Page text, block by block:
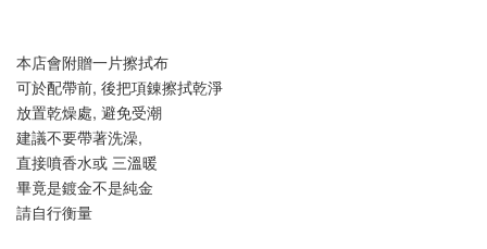
本店會附贈一片擦拭布
可於配帶前, 後把項錬擦拭乾淨
放置乾燥處, 避免受潮
建議不要帶著洗澡,
直接噴香水或 三溫暖
畢竟是鍍金不是純金
請自行衡量